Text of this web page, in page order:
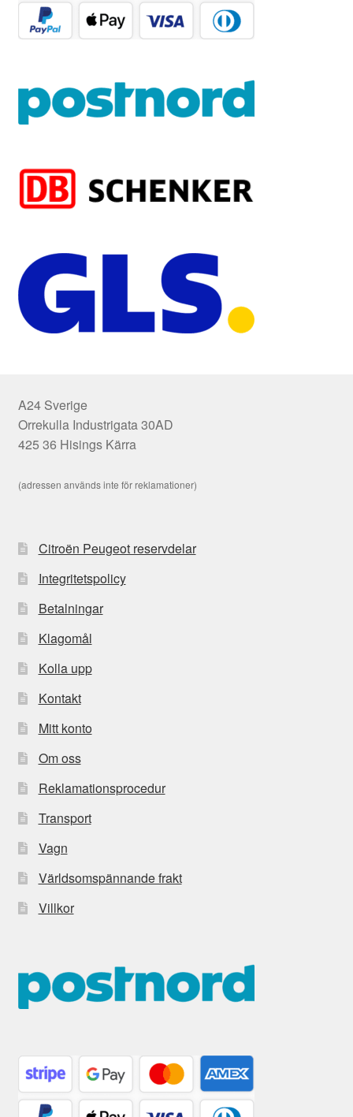
A24 Sverige
Orrekulla Industrigata 30AD
425 36 Hisings Kärra
(adressen används inte för reklamationer)
Citroën Peugeot reservdelar
Integritetspolicy
Betalningar
Klagomål
Kolla upp
Kontakt
Mitt konto
Om oss
Reklamationsprocedur
Transport
Vagn
Världsomspännande frakt
Villkor